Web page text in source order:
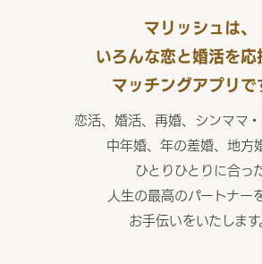
マリッシュは、
いろんな恋と婚活を応
マッチングアプリで
恋活、婚活、再婚、シンママ
中年婚、年の差婚、地方
ひとりひとりに合っ
人生の最高のパートナー
お手伝いをいたします